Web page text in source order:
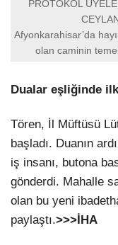
PROTOKOL
Afyonkarahisar’da
olan caminin
Dualar eşliğinde
Tören, İl Müftüsü
başladı. Duanın
iş insanı, butona
gönderdi. Mahalle
olan bu yeni
paylaştı.>>>İHA